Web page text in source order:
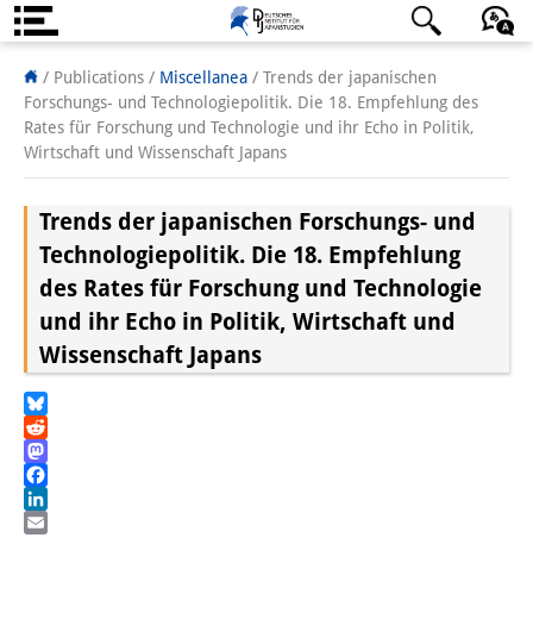
About us
Institute
Team
Directorate
Research Team
Publications &
Science Communication
日本語 English Deutsch
/ Publications / Miscellanea / Trends der japanischen
Forschungs- und Technologiepolitik. Die 18. Empfehlung des
Rates für Forschung und Technologie und ihr Echo in Politik,
Wirtschaft und Wissenschaft Japans
Trends der japanischen Forschungs- und
Technologiepolitik. Die 18. Empfehlung
des Rates für Forschung und Technologie
und ihr Echo in Politik, Wirtschaft und
Wissenschaft Japans
Bluesky
Reddit
Mastodon
Facebook
LinkedIn